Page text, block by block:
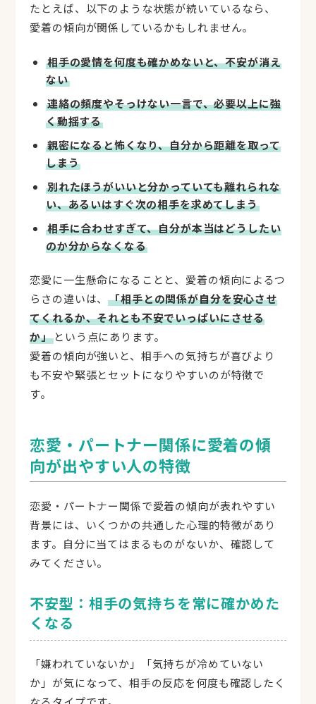
たとえば、以下のような状態が続いているなら、
愛着の傾向が関係しているかもしれません。
相手の愛情を何度も確かめないと、不安が消え
ない
連絡の頻度やそっけない一言で、必要以上に強
く動揺する
親密になると怖くなり、自分から距離を取って
しまう
別れたほうがいいと分かっていても離れられな
い、あるいはすぐ次の相手を求めてしまう
相手に合わせすぎて、自分が本当はどうしたい
のか分からなくなる
恋愛に一生懸命になることと、愛着の傾向によるつ
らさの違いは、「相手との関係が自分を安心させ
てくれるか、それとも不安でいっぱいにさせる
か」 という点にあります。
愛着の傾向が強いと、相手への気持ちが喜びより
も不安や緊張とセットになりやすいのが特徴で
す。
恋愛・パートナー関係に愛着の傾
向が出やすい人の特徴
恋愛・パートナー関係で愛着の傾向が表れやすい
背景には、いくつかの共通した心理的特徴があり
ます。自分に当てはまるものがないか、確認して
みてください。
不安型：相手の気持ちを常に確かめた
くなる
「嫌われていないか」「気持ちが冷めていない
か」が気になって、相手の反応を何度も確認したく